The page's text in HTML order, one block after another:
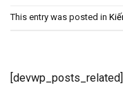
This entry was posted in
[devwp_posts_related]